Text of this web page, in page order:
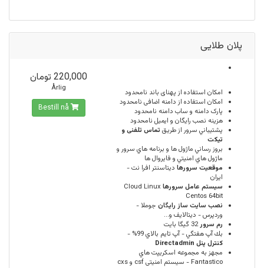
پلان طلایی
امكان استفاده از پهنای باند نامحدود
امکان استفاده از دامنه اضافی نامحدود
پارک دامنه و ساب دامنه نامحدود
هزینه نصب رایگان و ایمیل نامحدود
پشتيباني سرور از طريق تماس تلفنی و
تیکت
بروز رساني ماژول ها و برنامه هاي سرور و
ماژول هاي امنيتي و فايروال ها
موقعيت سرورها ديتاسنتر افرا نت -
ایران
سيستم عامل سرورها Cloud Linux
Centos 64bit
نصب سایت ساز رایگان جوملا -
وردپرس - دیتالایف و...
رم سرور32 گيگا بايت
بك آپ هفتگي - آپ تايم بالاي 99% -
كنترل پنل Directadmin
مجهز به مجموعه اسكريپت هاي
Fantastico - سیستم امنیتی csf و cxs
220,000 تومان
Årlig